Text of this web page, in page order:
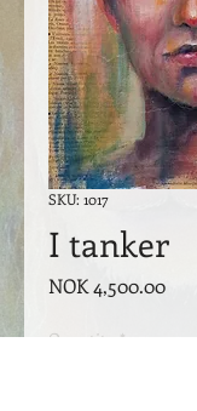
SKU: 1017
I tanker
NOK 4,500.00Price
Quantity *